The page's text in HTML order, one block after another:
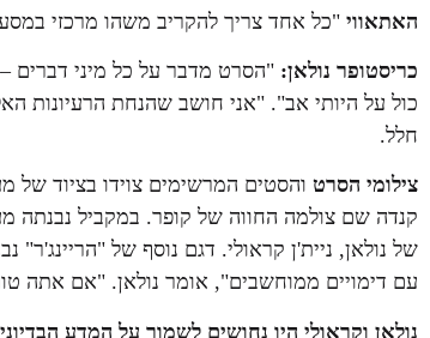
האתאווי "כל אחד צריך להקריב משהו מרכזי
כריסטופר נולאן: "הסרט מדבר על כל מיני דברים
כול על היותי אב". "אני חושב שהנחת הרעיונות
חלל.
צילומי הסרט והסטים המרשימים צוידו בציוד
קנדה שם צולמה החווה של קופר. במקביל נבנתה
של נולאן, ניית'ן קראולי. דגם נוסף של
עם דימויים ממוחשבים", אומר נולאן. "אם אתה
נולאן וקראולי היו נחושים לשמור על המדע